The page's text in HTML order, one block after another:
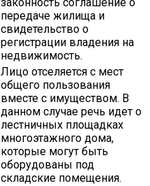
передаче жилища и
свидетельство о
регистрации владения на
недвижимость.
Лицо отселяется с мест
общего пользования
вместе с имуществом. В
данном случае речь идет о
лестничных площадках
многоэтажного дома,
которые могут быть
оборудованы под
складские помещения.